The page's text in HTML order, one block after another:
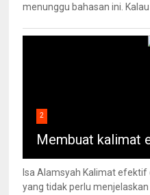
menunggu bahasan ini. Kalau
2
Membuat kalimat
Isa Alamsyah Kalimat
yang tidak perlu